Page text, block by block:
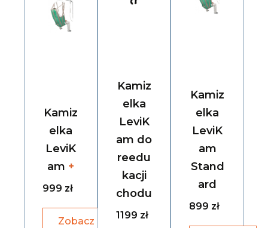
Kamiz
elka
LeviK
am +​
999 zł
Zobacz
Kamiz
elka
LeviK
am do
reedu
kacji
chodu
1199 zł
Kamiz
elka
LeviK
am
Stand
ard
899 zł